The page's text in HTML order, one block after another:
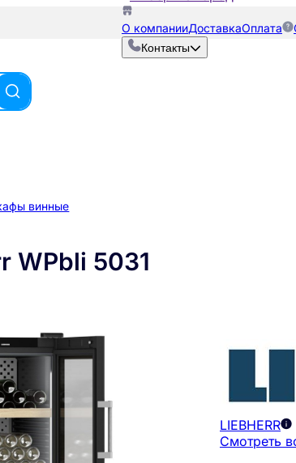
О компанииДоставкаОплата
Контакты
винные
WPbli 5031
LIEBHERR
Смотреть